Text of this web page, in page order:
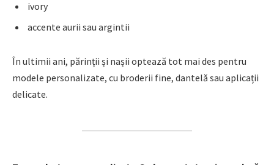
ivory
accente aurii sau argintii
În ultimii ani, părinții și nașii optează tot mai des pentru
modele personalizate, cu broderii fine, dantelă sau aplicații
delicate.